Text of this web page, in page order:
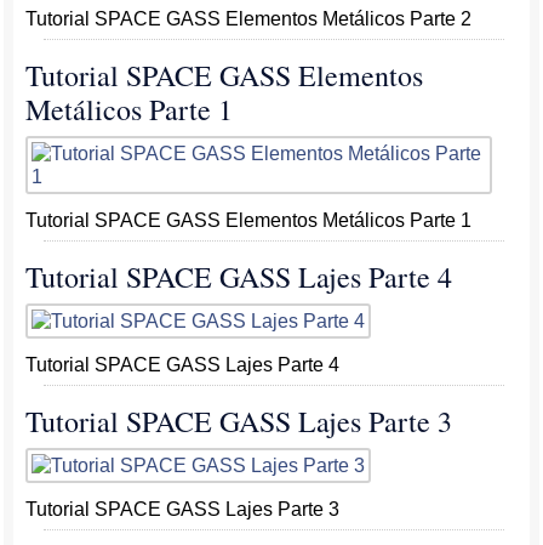
Tutorial SPACE GASS Elementos Metálicos Parte 2
Tutorial SPACE GASS Elementos
Metálicos Parte 1
Tutorial SPACE GASS Elementos Metálicos Parte 1
Tutorial SPACE GASS Lajes Parte 4
Tutorial SPACE GASS Lajes Parte 4
Tutorial SPACE GASS Lajes Parte 3
Tutorial SPACE GASS Lajes Parte 3